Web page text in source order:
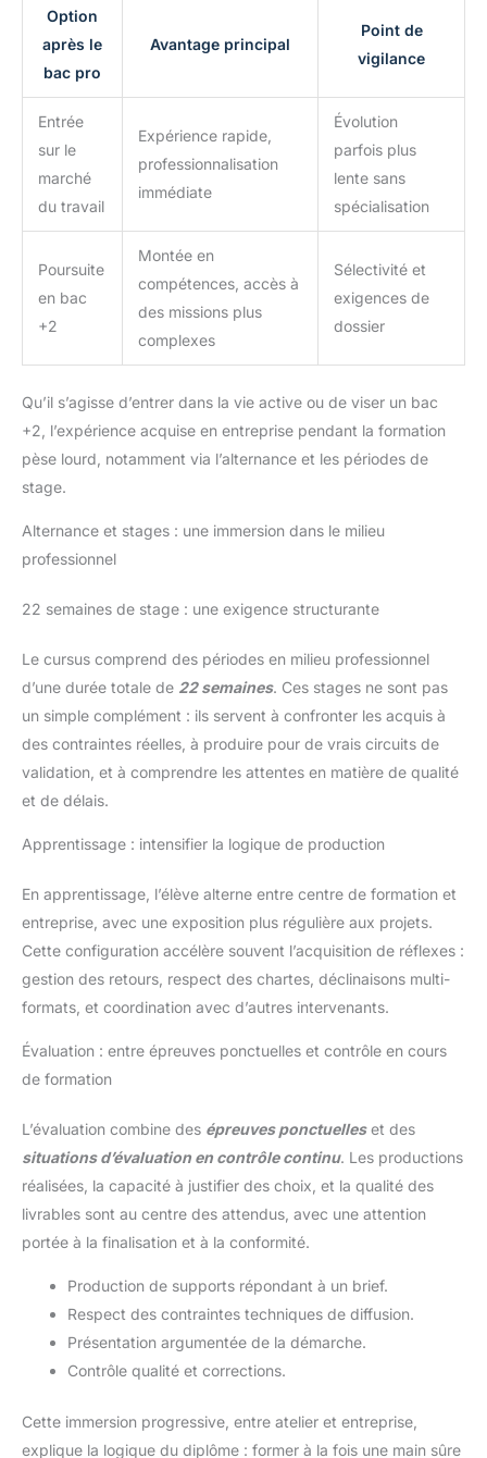
Option
après le
bac pro
Avantage principal
Point de
vigilance
Entrée
sur le
marché
du travail
Expérience rapide,
professionnalisation
immédiate
Évolution
parfois plus
lente sans
spécialisation
Poursuite
en bac
+2
Montée en
compétences, accès à
des missions plus
complexes
Sélectivité et
exigences de
dossier
Qu’il s’agisse d’entrer dans la vie active ou de viser un bac
+2, l’expérience acquise en entreprise pendant la formation
pèse lourd, notamment via l’alternance et les périodes de
stage.
Alternance et stages : une immersion dans le milieu
professionnel
22 semaines de stage : une exigence structurante
Le cursus comprend des périodes en milieu professionnel
d’une durée totale de 22 semaines. Ces stages ne sont pas
un simple complément : ils servent à confronter les acquis à
des contraintes réelles, à produire pour de vrais circuits de
validation, et à comprendre les attentes en matière de qualité
et de délais.
Apprentissage : intensifier la logique de production
En apprentissage, l’élève alterne entre centre de formation et
entreprise, avec une exposition plus régulière aux projets.
Cette configuration accélère souvent l’acquisition de réflexes :
gestion des retours, respect des chartes, déclinaisons multi-
formats, et coordination avec d’autres intervenants.
Évaluation : entre épreuves ponctuelles et contrôle en cours
de formation
L’évaluation combine des épreuves ponctuelleset des
situations d’évaluation en contrôle continu. Les productions
réalisées, la capacité à justifier des choix, et la qualité des
livrables sont au centre des attendus, avec une attention
portée à la finalisation et à la conformité.
Production de supports répondant à un brief.
Respect des contraintes techniques de diffusion.
Présentation argumentée de la démarche.
Contrôle qualité et corrections.
Cette immersion progressive, entre atelier et entreprise,
explique la logique du diplôme : former à la fois une main sûre